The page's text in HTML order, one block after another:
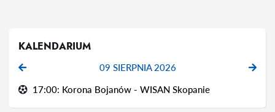
KALENDARIUM
09 SIERPNIA 2026
17:00: Korona Bojanów - WISAN Skopanie